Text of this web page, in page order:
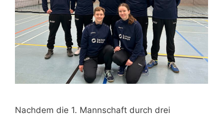
Nachdem die 1. Mannschaft durch drei